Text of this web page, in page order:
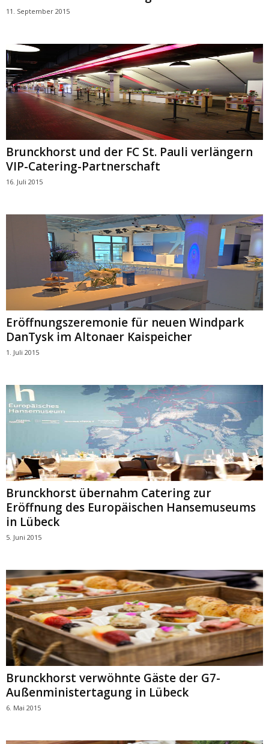
11. September 2015
Brunckhorst und der FC St. Pauli verlängern
VIP-Catering-Partnerschaft
16. Juli 2015
Eröffnungszeremonie für neuen Windpark
DanTysk im Altonaer Kaispeicher
1. Juli 2015
Brunckhorst übernahm Catering zur
Eröffnung des Europäischen Hansemuseums
in Lübeck
5. Juni 2015
Brunckhorst verwöhnte Gäste der G7-
Außenministertagung in Lübeck
6. Mai 2015